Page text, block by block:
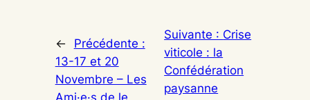
←
Précédente :
13-17 et 20
Novembre – Les
Ami·e·s de le
Suivante : Crise
viticole : la
Confédération
paysanne